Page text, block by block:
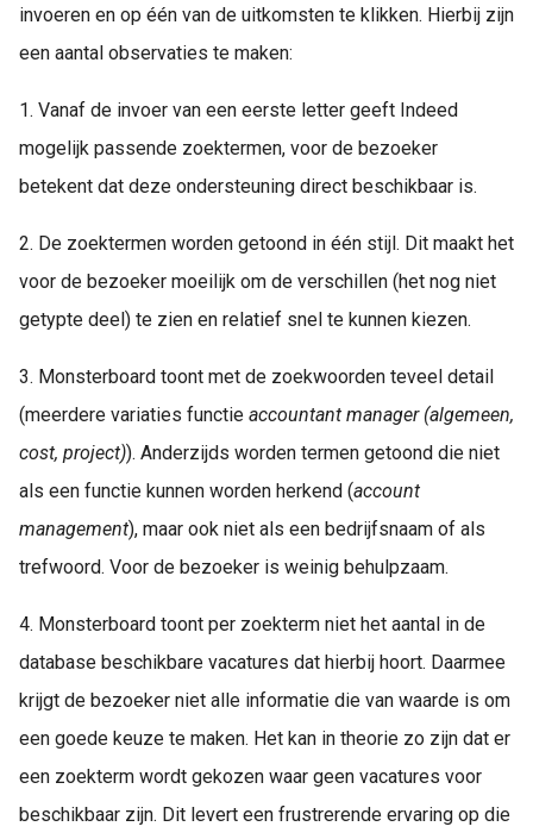
invoeren en op één van de uitkomsten te klikken. Hierbij zijn
een aantal observaties te maken:
1. Vanaf de invoer van een eerste letter geeft Indeed
mogelijk passende zoektermen, voor de bezoeker
betekent dat deze ondersteuning direct beschikbaar is.
2. De zoektermen worden getoond in één stijl. Dit maakt het
voor de bezoeker moeilijk om de verschillen (het nog niet
getypte deel) te zien en relatief snel te kunnen kiezen.
3. Monsterboard toont met de zoekwoorden teveel detail
(meerdere variaties functie accountant manager (algemeen,
cost, project)). Anderzijds worden termen getoond die niet
als een functie kunnen worden herkend (account
management), maar ook niet als een bedrijfsnaam of als
trefwoord. Voor de bezoeker is weinig behulpzaam.
4. Monsterboard toont per zoekterm niet het aantal in de
database beschikbare vacatures dat hierbij hoort. Daarmee
krijgt de bezoeker niet alle informatie die van waarde is om
een goede keuze te maken. Het kan in theorie zo zijn dat er
een zoekterm wordt gekozen waar geen vacatures voor
beschikbaar zijn. Dit levert een frustrerende ervaring op die